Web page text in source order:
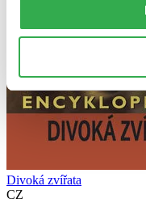
Divoká zvířata
CZ